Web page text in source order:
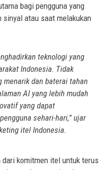
bagi pengguna yang
sinyal atau saat melakukan
teknologi yang
Indonesia. Tidak
menarik dan baterai tahan
AI yang lebih mudah
yang dapat
sehari-hari,” ujar
itel Indonesia.
komitmen itel untuk terus